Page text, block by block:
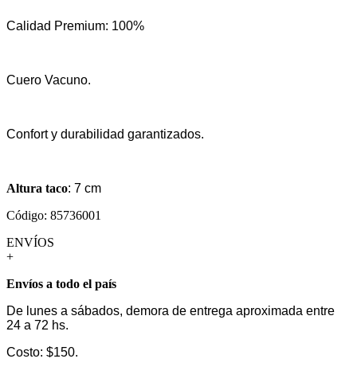
Calidad Premium: 100%
Cuero Vacuno.
Confort y durabilidad garantizados.
Altura taco: 7 cm
Código: 85736001
ENVÍOS
+
Envíos a todo el país
De lunes a sábados, demora de entrega aproximada entre
24 a 72 hs.
Costo: $150.